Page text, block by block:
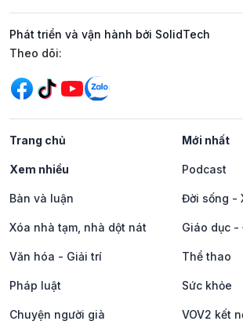
Phát triển và vận hành bởi SolidTech
Mạng xã hội
Theo dõi:
Trang chủ Mới nhất
Xem nhiều Podcast
Bàn và luận Đời sống -
Xóa nhà tạm, nhà dột nát Giáo dục -
Văn hóa - Giải trí Thể thao
Pháp luật Sức khỏe
Chuyện người già VOV2 kết